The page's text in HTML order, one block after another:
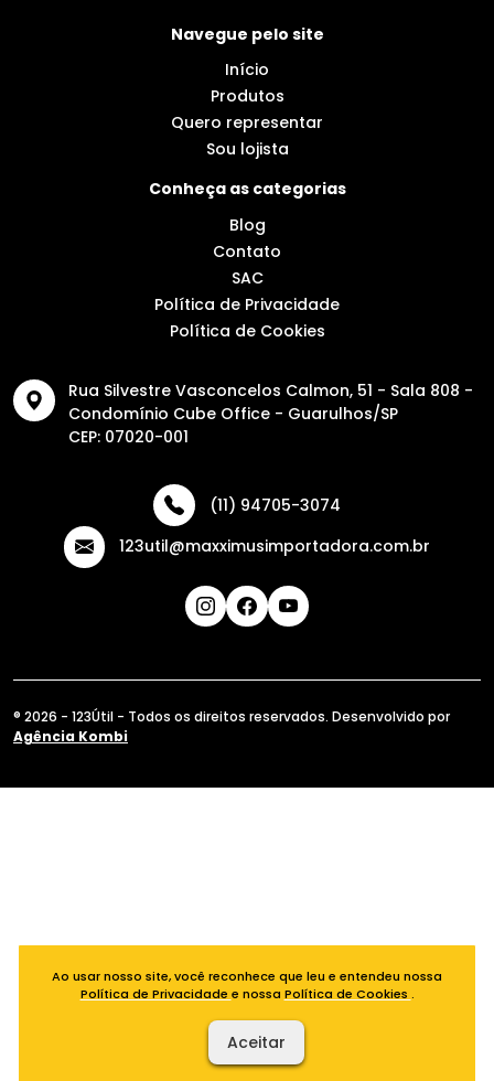
Navegue pelo site
Início
Produtos
Quero representar
Sou lojista
Conheça as categorias
Blog
Contato
SAC
Política de Privacidade
Política de Cookies
Rua Silvestre Vasconcelos Calmon, 51 - Sala 808 -
Condomínio Cube Office - Guarulhos/SP
CEP: 07020-001
(11) 94705-3074
123util@maxximusimportadora.com.br
® 2026 - 123Útil - Todos os direitos reservados. Desenvolvido por
Agência Kombi
Ao usar nosso site, você reconhece que leu e entendeu nossa
Política de Privacidade e nossa Política de Cookies .
Aceitar